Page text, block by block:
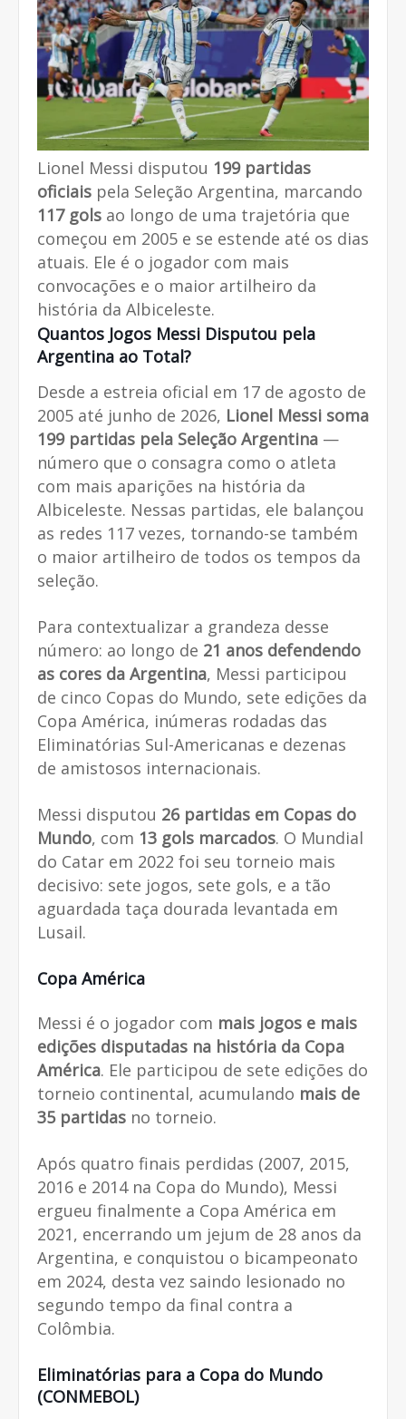
Lionel Messi disputou 199 partidas
oficiais pela Seleção Argentina, marcando
117 gols ao longo de uma trajetória que
começou em 2005 e se estende até os dias
atuais. Ele é o jogador com mais
convocações e o maior artilheiro da
história da Albiceleste.
Quantos Jogos Messi Disputou pela
Argentina ao Total?
Desde a estreia oficial em 17 de agosto de
2005 até junho de 2026, Lionel Messi soma
199 partidas pela Seleção Argentina —
número que o consagra como o atleta
com mais aparições na história da
Albiceleste. Nessas partidas, ele balançou
as redes 117 vezes, tornando-se também
o maior artilheiro de todos os tempos da
seleção.
Para contextualizar a grandeza desse
número: ao longo de 21 anos defendendo
as cores da Argentina, Messi participou
de cinco Copas do Mundo, sete edições da
Copa América, inúmeras rodadas das
Eliminatórias Sul-Americanas e dezenas
de amistosos internacionais.
Messi disputou 26 partidas em Copas do
Mundo, com 13 gols marcados. O Mundial
do Catar em 2022 foi seu torneio mais
decisivo: sete jogos, sete gols, e a tão
aguardada taça dourada levantada em
Lusail.
Copa América
Messi é o jogador com mais jogos e mais
edições disputadas na história da Copa
América. Ele participou de sete edições do
torneio continental, acumulando mais de
35 partidas no torneio.
Após quatro finais perdidas (2007, 2015,
2016 e 2014 na Copa do Mundo), Messi
ergueu finalmente a Copa América em
2021, encerrando um jejum de 28 anos da
Argentina, e conquistou o bicampeonato
em 2024, desta vez saindo lesionado no
segundo tempo da final contra a
Colômbia.
Eliminatórias para a Copa do Mundo
(CONMEBOL)